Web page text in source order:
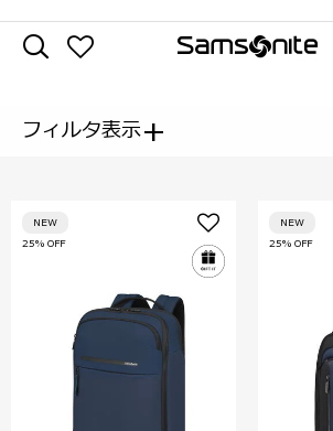
フィルタ表示+
25% OFF
NEW
25% OFF
NEW